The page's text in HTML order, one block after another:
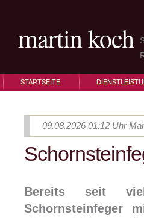
martin koch
STARTSEITE
09.08.2026 01:12 Uhr
Bereits seit
Schornsteinfeger